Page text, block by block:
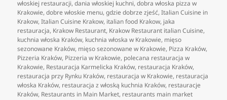
publikacji
włoskiej restauracji,dania włoskiej kuchni,dobra włoska pizza w
Krakowie,dobre włoskie menu,gdzie dobrze zjeść,Italian Cuisine in
Krakow,Italian Cuisine Krakow, italian food Krakow, jaka
restauracja, Krakow Restaurant, Krakow Restaurant italian Cuisine,
kuchnia włoska Kraków, kuchnia włoska w Krakowie, mięso
sezonowane Kraków, mięso sezonowane w Krakowie, Pizza Kraków,
Pizzeria Kraków, Pizzeria w Krakowie, polecana restauracja w
Krakowie, Restauracja Karmelicka Kraków, restauracja Kraków,
restauracja przy Rynku Kraków, restauracja w Krakowie, restauracja
włoska Kraków, restauracja z włoską kuchnia Kraków, restauracje
Kraków, Restaurants in Main Market, restaurants main market